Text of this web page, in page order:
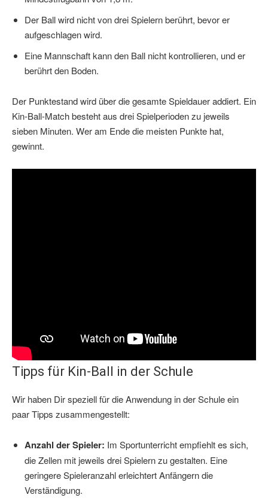
Der Ball wird nicht von drei Spielern berührt, bevor er
aufgeschlagen wird.
Eine Mannschaft kann den Ball nicht kontrollieren, und er
berührt den Boden.
Der Punktestand wird über die gesamte Spieldauer addiert. Ein
Kin-Ball-Match besteht aus drei Spielperioden zu jeweils
sieben Minuten. Wer am Ende die meisten Punkte hat,
gewinnt.
Tipps für Kin-Ball in der Schule
Wir haben Dir speziell für die Anwendung in der Schule ein
paar Tipps zusammengestellt:
Anzahl der Spieler: Im Sportunterricht empfiehlt es sich,
die Zellen mit jeweils drei Spielern zu gestalten. Eine
geringere Spieleranzahl erleichtert Anfängern die
Verständigung.